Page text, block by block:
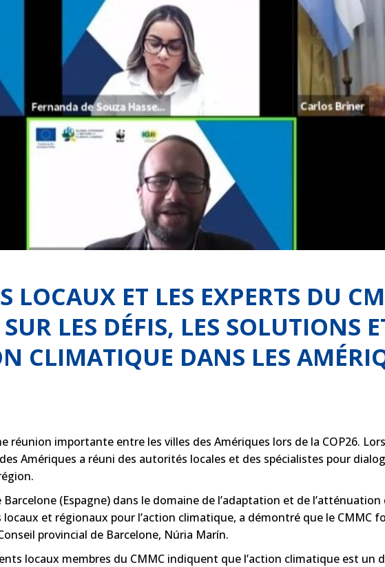
LOCAUX ET LES EXPERTS DU
LES DÉFIS, LES SOLUTIONS
CLIMATIQUE DANS LES
réunion importante entre les villes des Amériques lors de la COP26.
Amériques a réuni des autorités locales et des spécialistes pour
(Espagne) dans le domaine de l’adaptation et de
et régionaux pour l’action climatique, a démontré que le CMMC
provincial de Barcelone, Núria Marín.
locaux membres du CMMC indiquent que l’action climatique est un